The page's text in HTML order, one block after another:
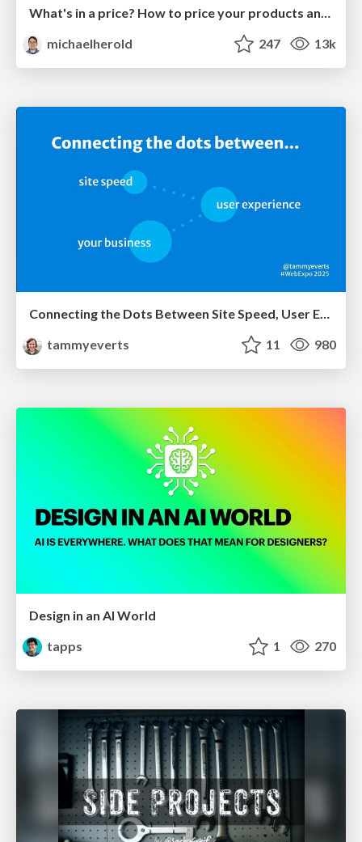
What's in a price? How to price your products and services
michaelherold
247 13k
Connecting the Dots Between Site Speed, User Experience & Your Business [WebExpo 2025]
tammyeverts
11 980
Design in an AI World
tapps
1 270